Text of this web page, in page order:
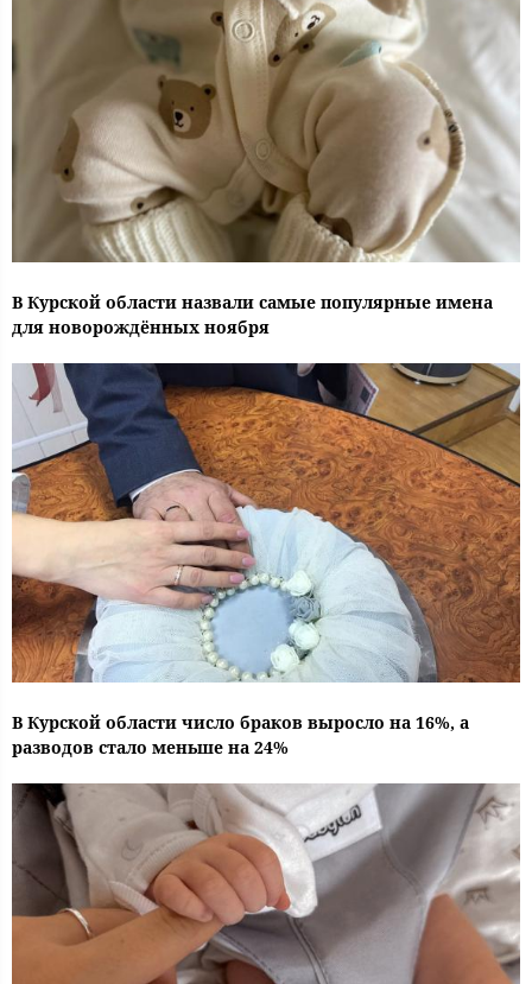
В Курской области назвали самые популярные имена
для новорождённых ноября
В Курской области число браков выросло на 16%, а
разводов стало меньше на 24%